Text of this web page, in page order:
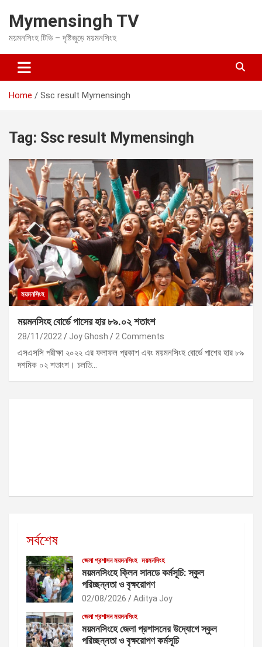
t
c
Mymensingh TV
ময়মনসিংহ টিভি – দৃষ্টিজুড়ে ময়মনসিংহ
Home Ssc result Mymensingh
Tag: Ssc result Mymensingh
ময়মনসিংহ
ময়মনসিংহ বোর্ডে পাসের হার ৮৯.০২ শতাংশ
28/11/2022 Joy Ghosh 2 Comments
এসএসসি পরীক্ষা ২০২২ এর ফলাফল প্রকাশ এবং ময়মনসিংহ বোর্ডে পাশের হার ৮৯
দশমিক ০২ শতাংশ। চলতি…
সর্বশেষ
জেলা প্রশাসন ময়মনসিংহ ময়মনসিংহ
ময়মনসিংহে ক্লিন সানডে কর্মসূচি: স্কুল
পরিচ্ছন্নতা ও বৃক্ষরোপণ
02/08/2026 Aditya Joy
জেলা প্রশাসন ময়মনসিংহ
ময়মনসিংহে জেলা প্রশাসনের উদ্যোগে স্কুল
পরিচ্ছন্নতা ও বৃক্ষরোপণ কর্মসূচি